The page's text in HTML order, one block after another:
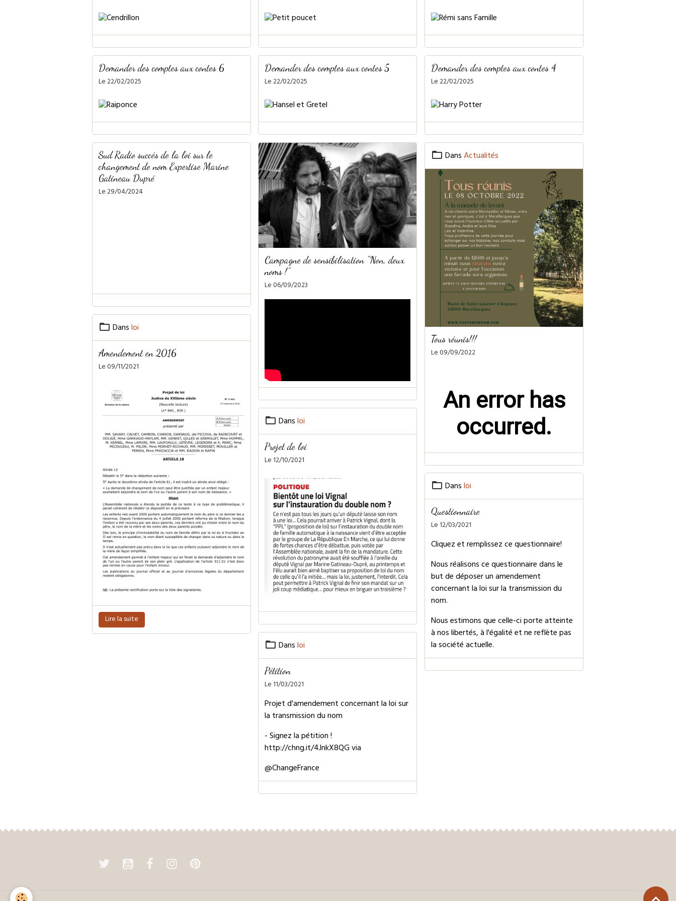
Demander des comptes aux contes 6
Le 22/02/2025
Demander des comptes aux contes 5
Le 22/02/2025
Demander des comptes aux contes 4
Le 22/02/2025
Sud Radio succés de la loi sur le
changement de nom Expertise Marine
Gatineau Dupré
Le 29/04/2024
Campagne de sensibilisation "Non, deux
noms !"
Le 06/09/2023
DansActualités
Tous réunis!!!
Le 09/09/2022
Dansloi
Amendement en 2016
Le 09/11/2021
Lire la suite
Dansloi
Projet de loi
Le 12/10/2021
Dansloi
Questionnaire
Le 12/03/2021
Cliquez et remplissez ce questionnaire!
Nous réalisons ce questionnaire dans le
but de déposer un amendement
concernant la loi sur la transmission du
nom.
Nous estimons que celle-ci porte atteinte
à nos libertés, à l'égalité et ne reflète pas
la société actuelle.
Dansloi
Pétition
Le 11/03/2021
Projet d'amendement concernant la loi sur
la transmission du nom
- Signez la pétition !
http://chng.it/4JnkX8QGvia
@ChangeFrance